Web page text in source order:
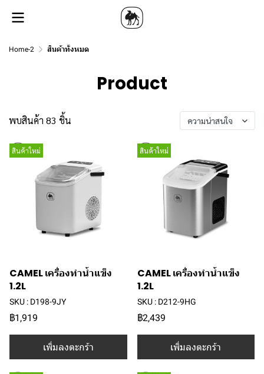
Home-2 สินค้าทั้งหมด
Product
พบสินค้า 83 ชิ้น ความน่าสนใจ
สินค้าใหม่
CAMEL เครื่องทำน้ำแข็ง
1.2L
SKU : D198-9JY
฿1,919
เพิ่มลงตะกร้า
สินค้าใหม่
CAMEL เครื่องทำน้ำแข็ง
1.2L
SKU : D212-9HG
฿2,439
เพิ่มลงตะกร้า